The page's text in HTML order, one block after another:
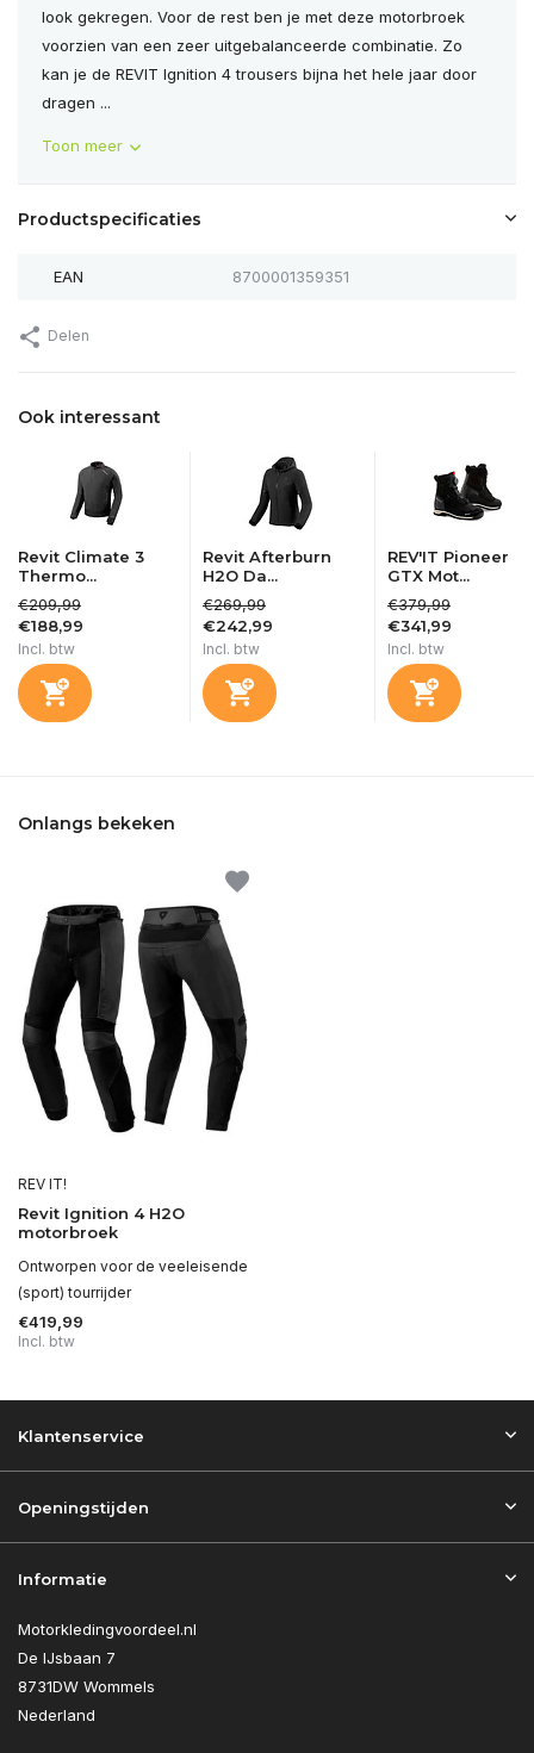
look gekregen. Voor de rest ben je met deze motorbroek
voorzien van een zeer uitgebalanceerde combinatie. Zo
kan je de REVIT Ignition 4 trousers bijna het hele jaar door
dragen ...
Toon meer
Productspecificaties
EAN 8700001359351
Delen
Ook interessant
Revit Climate 3
Thermo...
€209,99
€188,99
Incl. btw
Revit Afterburn
H2O Da...
€269,99
€242,99
Incl. btw
REV'IT Pioneer
GTX Mot...
€379,99
€341,99
Incl. btw
Onlangs bekeken
REV IT!
Revit Ignition 4 H2O
motorbroek
Ontworpen voor de veeleisende
(sport) tourrijder
€419,99
Incl. btw
Klantenservice
Openingstijden
Informatie
Motorkledingvoordeel.nl
De IJsbaan 7
8731DW Wommels
Nederland